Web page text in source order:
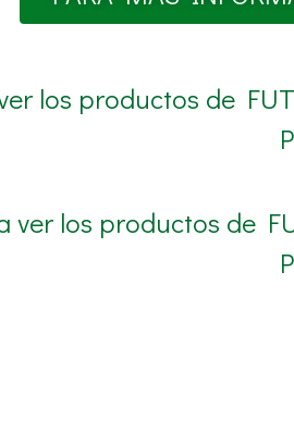
los productos de
ver los productos de